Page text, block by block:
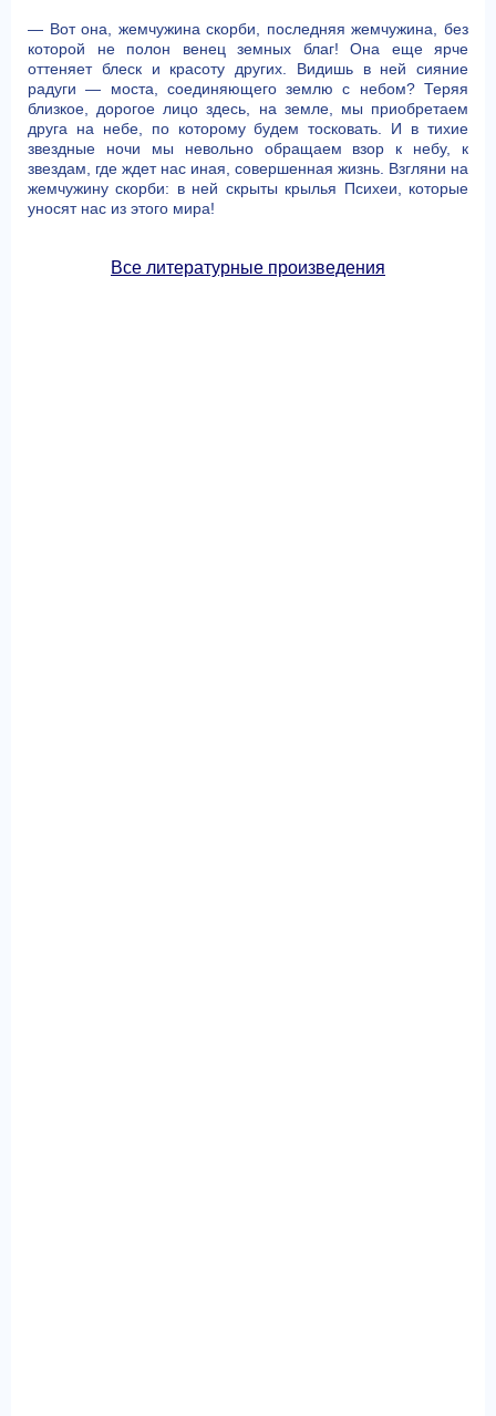
— Вот она, жемчужина скорби, последняя жемчужина, без
которой не полон венец земных благ! Она еще ярче
оттеняет блеск и красоту других. Видишь в ней сияние
радуги — моста, соединяющего землю с небом? Теряя
близкое, дорогое лицо здесь, на земле, мы приобретаем
друга на небе, по которому будем тосковать. И в тихие
звездные ночи мы невольно обращаем взор к небу, к
звездам, где ждет нас иная, совершенная жизнь. Взгляни на
жемчужину скорби: в ней скрыты крылья Психеи, которые
уносят нас из этого мира!
Все литературные произведения